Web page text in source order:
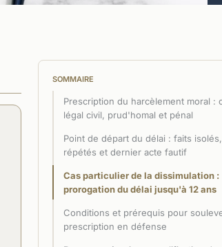
SOMMAIRE
Prescription du harcèlement moral :
légal civil, prud'homal et pénal
Point de départ du délai : faits
répétés et dernier acte fautif
Cas particulier de la dissimulation :
prorogation du délai jusqu'à 12 ans
Conditions et prérequis pour
prescription en défense